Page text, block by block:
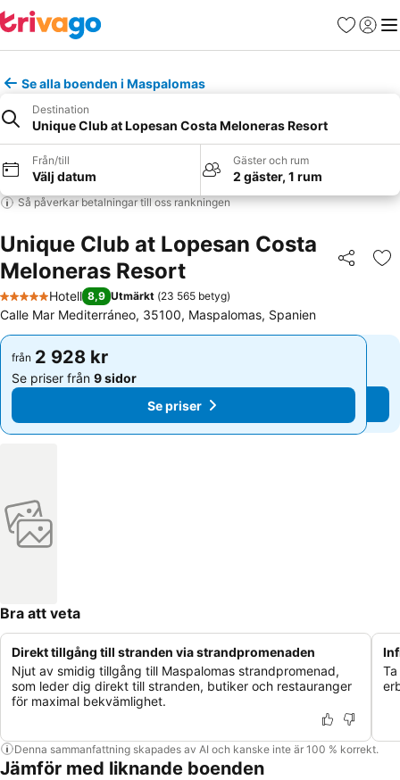
Favoriter
Logga
Se alla boenden i Maspalomas
Destination
Unique Club at Lopesan Costa Meloneras Resort
Från/till
Välj datum
Gäster och rum
2 gäster, 1 rum
Så påverkar betalningar till oss rankningen
Unique Club at Lopesan Costa
Meloneras Resort
Dela
5 Stjärnor
Hotell 8,9 Utmärkt (23 565 betyg)
Calle Mar Mediterráneo, 35100, Maspalomas, Spanien
från 2 928 kr
Se priser från 9 sidor
Se priser
från 2 928 kr
Se priser från 9 sidor
Se priser
Bra att veta
Direkt tillgång till stranden via strandpromenaden
Njut av smidig tillgång till Maspalomas strandpromenad,
som leder dig direkt till stranden, butiker och restauranger
för maximal bekvämlighet.
Denna sammanfattning skapades av AI och kanske inte är 100 % korrekt.
Jämför med liknande boenden